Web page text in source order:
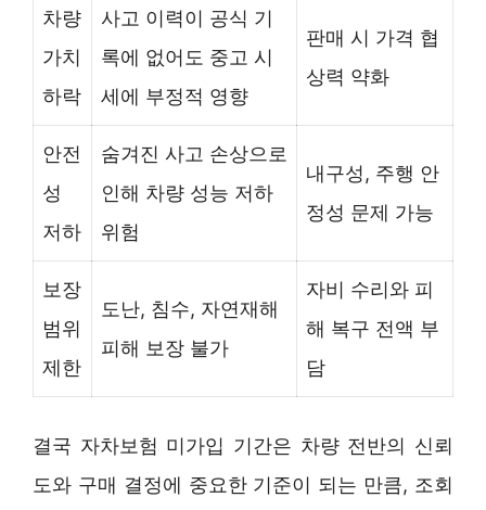
차량
가치
하락
사고 이력이 공식 기
록에 없어도 중고 시
세에 부정적 영향
판매 시 가격 협
상력 약화
안전
성
저하
숨겨진 사고 손상으로
인해 차량 성능 저하
위험
내구성, 주행 안
정성 문제 가능
보장
범위
제한
도난, 침수, 자연재해
피해 보장 불가
자비 수리와 피
해 복구 전액 부
담
결국 자차보험 미가입 기간은 차량 전반의 신뢰
도와 구매 결정에 중요한 기준이 되는 만큼, 조회